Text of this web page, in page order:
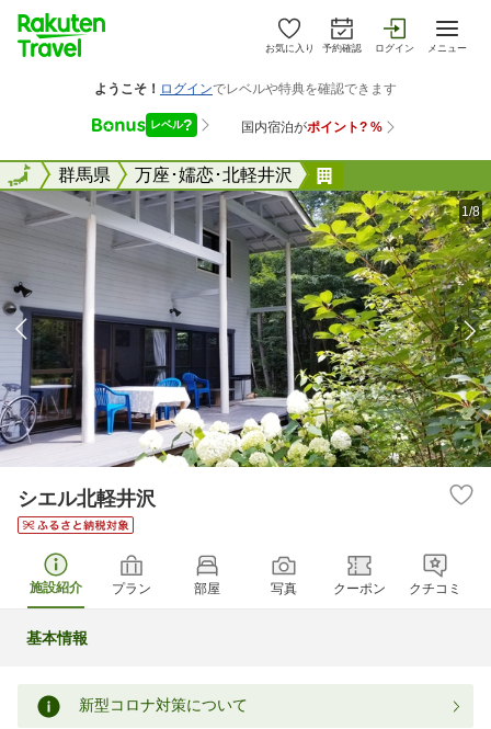
お気に入り 予約確認 ログイン メニュー
全国群馬県 万座･嬬恋･北軽井沢
全国
1/8
シエル北軽井沢
施設紹介 プラン 部屋 写真 クーポン クチコミ
基本情報
新型コロナ対策について